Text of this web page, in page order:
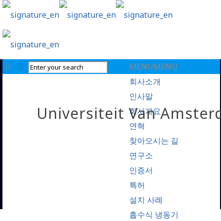
MENUMENU
회사소개
인사말
회사개요
연혁
찾아오시는 길
연구소
인증서
특허
설치 사례
흡수식 냉동기
Universiteit Van